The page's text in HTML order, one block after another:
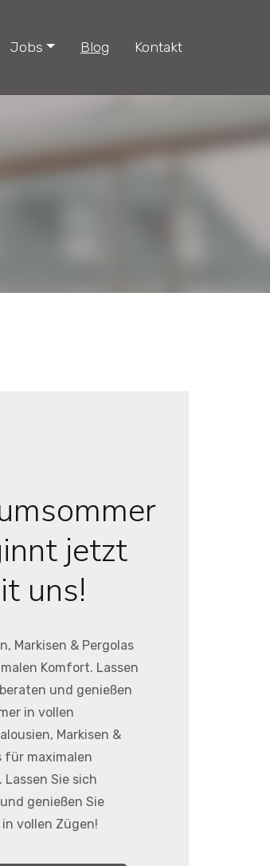
Jobs Blog Kontakt
jetzt
uns!
Markisen & Pergolas
Komfort. Lassen
und genießen
in vollen
Markisen &
für maximalen
Lassen Sie sich
genießen Sie
in vollen Zügen!